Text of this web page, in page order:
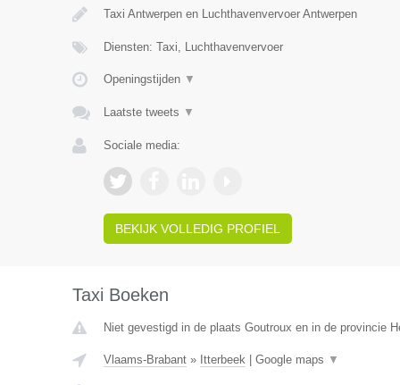
Taxi Antwerpen en Luchthavenvervoer Antwerpen
Diensten: Taxi, Luchthavenvervoer
Openingstijden ▼
Laatste tweets ▼
Sociale media:
BEKIJK VOLLEDIG PROFIEL
Taxi Boeken
Niet gevestigd in de plaats Goutroux en in de provincie
Vlaams-Brabant» Itterbeek| Google maps ▼